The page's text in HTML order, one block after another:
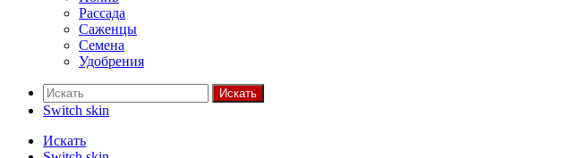
Рассада
Саженцы
Семена
Удобрения
Искать
Switch skin
Искать